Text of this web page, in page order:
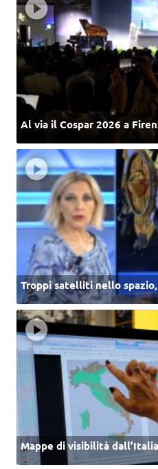
Al via il Cospar 2026 a
Troppi satelliti nello
Mappe di visibilità